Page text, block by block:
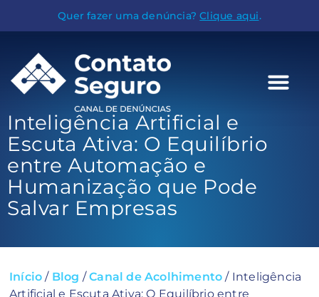
Quer fazer uma denúncia?Clique aqui.
Inteligência Artificial e
Escuta Ativa: O Equilíbrio
entre Automação e
Humanização que Pode
Salvar Empresas
Início / Blog /Canal de Acolhimento / Inteligência
Artificial e Escuta Ativa: O Equilíbrio entre